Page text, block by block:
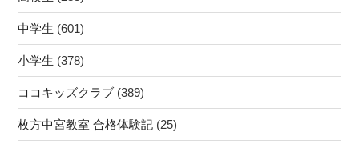
中学生 (601)
小学生 (378)
ココキッズクラブ (389)
枚方中宮教室 合格体験記 (25)